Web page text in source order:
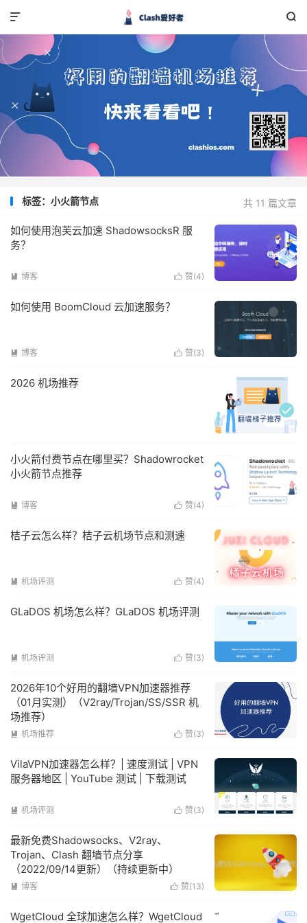


共 11 篇文章
标签：小火箭节点
如何使用泡芙云加速 ShadowsocksR 服
务？
 赞(4)
 博客
如何使用 BoomCloud 云加速服务？
 赞(3)
 博客
2026 机场推荐
小火箭付费节点在哪里买？Shadowrocket
小火箭节点推荐
 赞(4)
 博客
桔子云怎么样？桔子云机场节点和测速
 赞(4)
 机场评测
GLaDOS 机场怎么样？GLaDOS 机场评测
 赞(3)
 机场评测
2026年10个好用的翻墙VPN加速器推荐
（01月实测）（V2ray/Trojan/SS/SSR 机
场推荐）
 赞(3)
 机场推荐
VilaVPN加速器怎么样？| 速度测试 | VPN
服务器地区 | YouTube 测试 | 下载测试
 赞(3)
 机场评测
最新免费Shadowsocks、V2ray、
Trojan、Clash 翻墙节点分享
（2022/09/14更新）（持续更新中）
 赞(13)
 博客
WgetCloud 全球加速怎么样？WgetCloud